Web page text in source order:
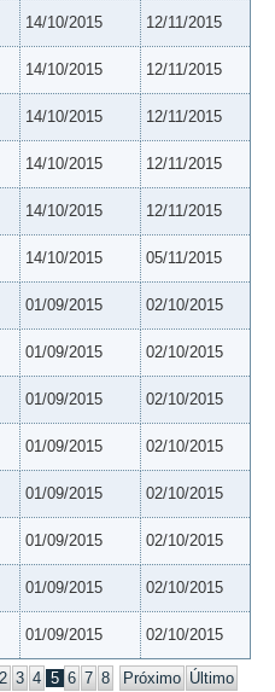
14/10/2015 12/11/2015
14/10/2015 12/11/2015
14/10/2015 12/11/2015
14/10/2015 12/11/2015
14/10/2015 12/11/2015
14/10/2015 05/11/2015
01/09/2015 02/10/2015
01/09/2015 02/10/2015
01/09/2015 02/10/2015
01/09/2015 02/10/2015
01/09/2015 02/10/2015
01/09/2015 02/10/2015
01/09/2015 02/10/2015
01/09/2015 02/10/2015
2 3 4 5 6 7 8 Próximo Último